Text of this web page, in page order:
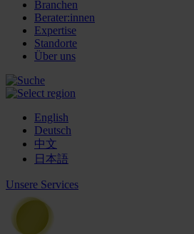
Branchen
Berater:innen
Expertise
Standorte
Über uns
English
Deutsch
中文
日本語
Unsere Services